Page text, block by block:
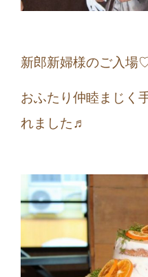
新郎新婦様のご入場
おふたり仲睦まじく
れました♬